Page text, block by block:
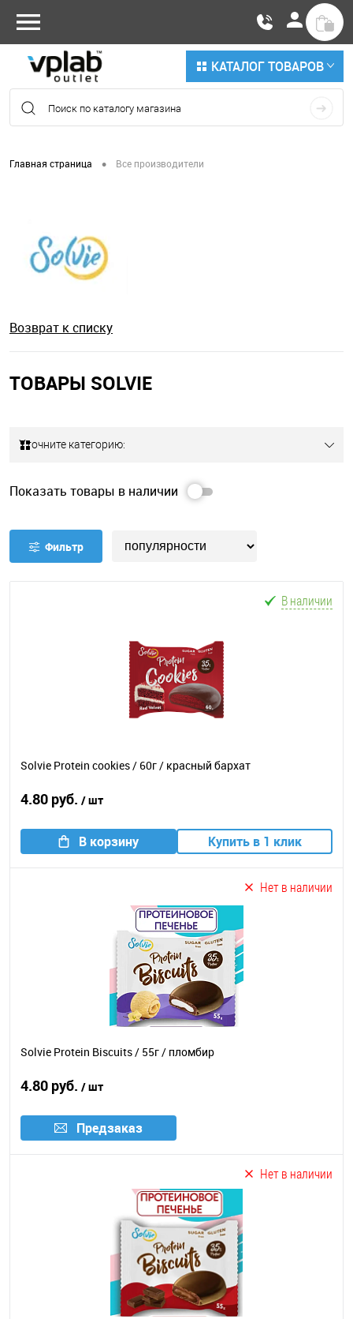
КАТАЛОГ ТОВАРОВ
Главная страница • Все производители
Возврат к списку
ТОВАРЫ SOLVIE
Уточните категорию:
Показать товары в наличии
Фильтр
В наличии
Solvie Protein cookies / 60г / красный бархат
4.80 руб. / шт
В корзину Купить в 1 клик
Нет в наличии
Solvie Protein Biscuits / 55г / пломбир
4.80 руб. / шт
Предзаказ
Нет в наличии